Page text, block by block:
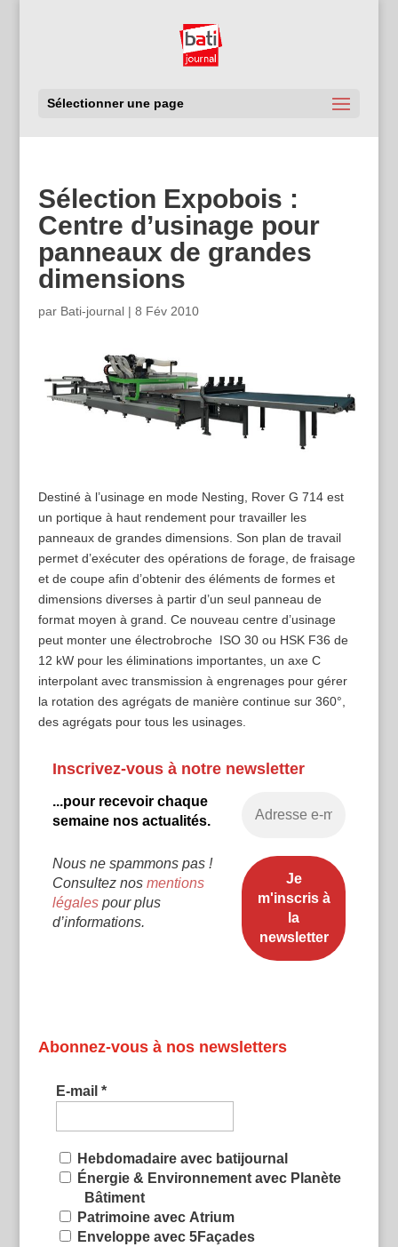
Sélectionner une page
Sélection Expobois :
Centre d’usinage pour
panneaux de grandes
dimensions
par Bati-journal| 8 Fév 2010
Destiné à l’usinage en mode Nesting, Rover G 714 est
un portique à haut rendement pour travailler les
panneaux de grandes dimensions. Son plan de travail
permet d’exécuter des opérations de forage, de fraisage
et de coupe afin d’obtenir des éléments de formes et
dimensions diverses à partir d’un seul panneau de
format moyen à grand. Ce nouveau centre d’usinage
peut monter une électrobroche ISO 30 ou HSK F36 de
12 kW pour les éliminations importantes, un axe C
interpolant avec transmission à engrenages pour gérer
la rotation des agrégats de manière continue sur 360°,
des agrégats pour tous les usinages.
Inscrivez-vous à notre newsletter
...pour recevoir chaque
semaine nos actualités.
Nous ne spammons pas !
Consultez nos mentions
légalespour plus
d’informations.
Abonnez-vous à nos newsletters
E-mail *
Hebdomadaire avec batijournal
Énergie & Environnement avec Planète
Bâtiment
Patrimoine avec Atrium
Enveloppe avec 5Façades